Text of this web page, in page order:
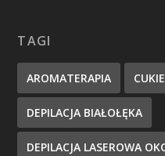
TAGI
AROMATERAPIA
DEPILACJA BIAŁOŁĘKA
DEPILACJA LASEROWA